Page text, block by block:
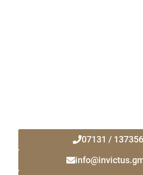
07131 /